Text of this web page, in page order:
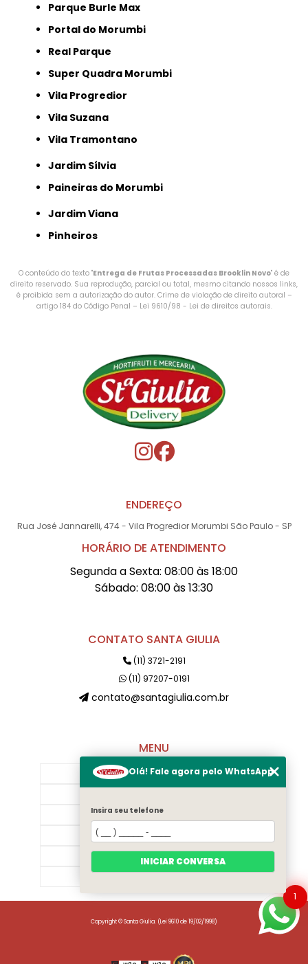
Parque Burle Max
Portal do Morumbi
Real Parque
Super Quadra Morumbi
Vila Progredior
Vila Suzana
Vila Tramontano
Jardim Sílvia
Paineiras do Morumbi
Jardim Viana
Pinheiros
O conteúdo do texto "Entrega de Frutas Processadas Brooklin Novo" é de
direito reservado. Sua reprodução, parcial ou total, mesmo citando nossos links,
é proibida sem a autorização do autor. Crime de violação de direito autoral –
artigo 184 do Código Penal – Lei 9610/98 - Lei de direitos autorais.
ENDEREÇO
Rua José Jannarelli, 474 - Vila Progredior Morumbi São Paulo - SP
HORÁRIO DE ATENDIMENTO
Segunda a Sexta: 08:00 às 18:00
Sábado: 08:00 às 13:30
CONTATO SANTA GIULIA
(11) 3721-2191
(11) 97207-0191
contato@santagiulia.com.br
MENU
Início
Galeria
Contato
Categorias
Mapa do site
Copyright © Santa Giulia. (Lei 9610 de 19/02/1998)
1
Olá! Fale agora pelo WhatsApp
Insira seu telefone
INICIAR CONVERSA